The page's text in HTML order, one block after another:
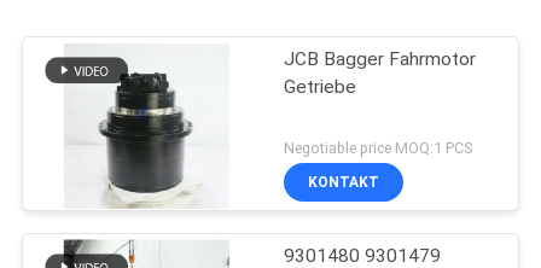
JCB Bagger Fahrmotor
Getriebe
Negotiable price MOQ:1 PCS
KONTAKT
9301480 9301479